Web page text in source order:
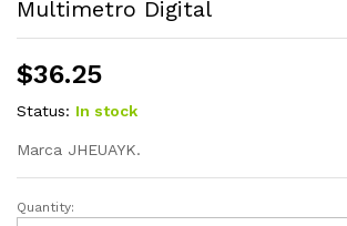
Multimetro Digital
$36.25
Status: In stock
Marca JHEUAYK.
Multimetro
Quantity: